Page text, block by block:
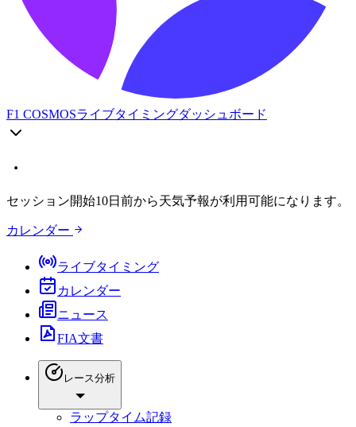
F1 COSMOSライブタイミングダッシュボード
セッション開始10日前から天気予報が利用可能になります。
カレンダー
ライブタイミング
カレンダー
ニュース
FIA文書
レース分析
ラップタイム記録